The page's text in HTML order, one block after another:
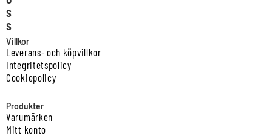
s
s
Villkor
Leverans- och köpvillkor
Integritetspolicy
Cookiepolicy
Produkter
Varumärken
Mitt konto